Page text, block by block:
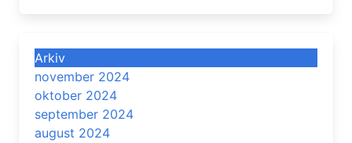
Arkiv
november 2024
oktober 2024
september 2024
august 2024